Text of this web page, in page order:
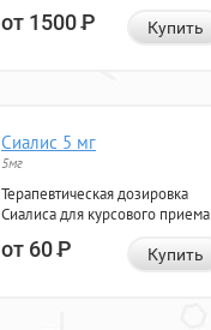
от 1500Р Купить
Сиалис 5 мг
5мг
Терапевтическая дозировка
Сиалиса для курсового приема
от 60Р Купить